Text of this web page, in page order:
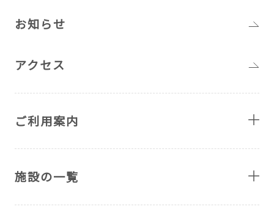
お知らせ
アクセス
ご利用案内
施設の一覧